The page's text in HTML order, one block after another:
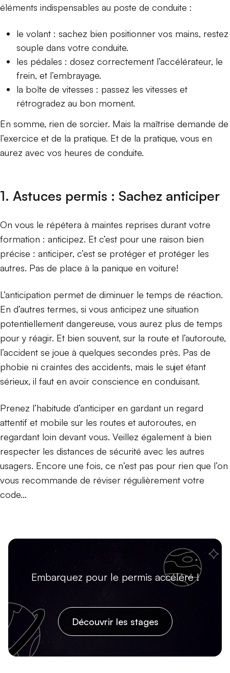
éléments indispensables au poste de conduite :
le volant : sachez bien positionner vos mains, restez
souple dans votre conduite.
les pédales : dosez correctement l’accélérateur, le
frein, et l’embrayage.
la boîte de vitesses : passez les vitesses et
rétrogradez au bon moment.
En somme, rien de sorcier. Mais la maîtrise demande de
l’exercice et de la pratique. Et de la pratique, vous en
aurez avec vos heures de conduite.
1. Astuces permis : Sachez anticiper
On vous le répétera à maintes reprises durant votre
formation : anticipez. Et c’est pour une raison bien
précise : anticiper, c’est se protéger et protéger les
autres. Pas de place à la panique en voiture!
L’anticipation permet de diminuer le temps de réaction.
En d’autres termes, si vous anticipez une situation
potentiellement dangereuse, vous aurez plus de temps
pour y réagir. Et bien souvent, sur la route et l’autoroute,
l’accident se joue à quelques secondes près. Pas de
phobie ni craintes des accidents, mais le sujet étant
sérieux, il faut en avoir conscience en conduisant.
Prenez l’habitude d’anticiper en gardant un regard
attentif et mobile sur les routes et autoroutes, en
regardant loin devant vous. Veillez également à bien
respecter les distances de sécurité avec les autres
usagers. Encore une fois, ce n’est pas pour rien que l’on
vous recommande de réviser régulièrement votre
code…
Embarquez pour le permis accéléré !
Découvrir les stages